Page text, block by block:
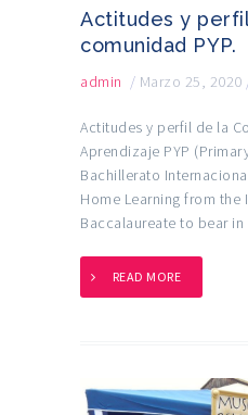
Actitudes y
comunidad PYP.
admin / Marzo 25, 2020
Actitudes y perfil de la
Aprendizaje PYP
Bachillerato
Home Learning from the
Baccalaureate to bear in
READ MORE